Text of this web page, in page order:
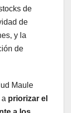
de
de
y la
de
Maule
priorizar el